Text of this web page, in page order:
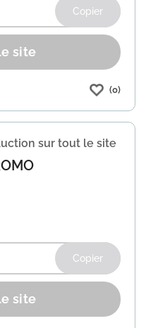
Copier
site
de 8% sur votre
jeux vidéo, cartes-
numériques.
"...En savoir plus
(0)
sur tout le site
Copier
site